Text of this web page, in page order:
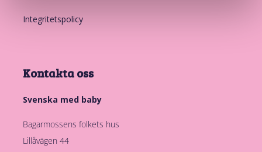
Integritetspolicy
Kontakta oss
Svenska med baby
Bagarmossens folkets hus
Lillåvägen 44